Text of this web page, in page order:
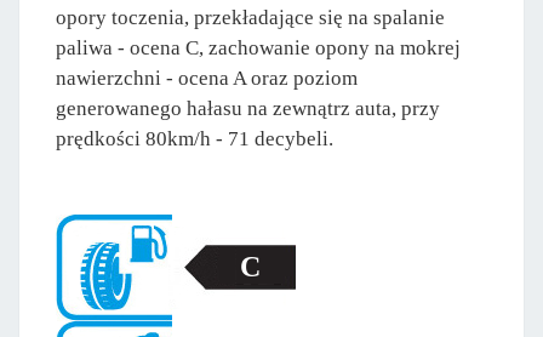
opory toczenia, przekładające się na spalanie
paliwa - ocena C, zachowanie opony na mokrej
nawierzchni - ocena A oraz poziom
generowanego hałasu na zewnątrz auta, przy
prędkości 80km/h - 71 decybeli.
C